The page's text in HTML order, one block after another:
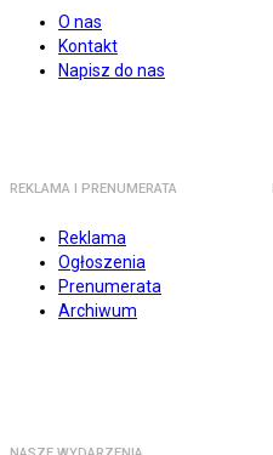
O nas
Kontakt
Napisz do nas
REKLAMA I PRENUMERATA
Reklama
Ogłoszenia
Prenumerata
Archiwum